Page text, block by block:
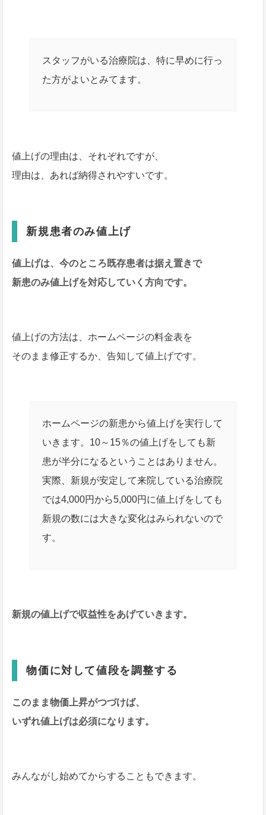
スタッフがいる治療院は、特に早めに行っ
た方がよいとみてます。
値上げの理由は、それぞれですが、
理由は、あれば納得されやすいです。
新規患者のみ値上げ
値上げは、今のところ既存患者は据え置きで
新患のみ値上げを対応していく方向です。
値上げの方法は、ホームページの料金表を
そのまま修正するか、告知して値上げです。
ホームページの新患から値上げを実行して
いきます。10～15％の値上げをしても新
患が半分になるということはありません。
実際、新規が安定して来院している治療院
では4,000円から5,000円に値上げをしても
新規の数には大きな変化はみられないので
す。
新規の値上げで収益性をあげていきます。
物価に対して値段を調整する
このまま物価上昇がつづけば、
いずれ値上げは必須になります。
みんながし始めてからすることもできます。